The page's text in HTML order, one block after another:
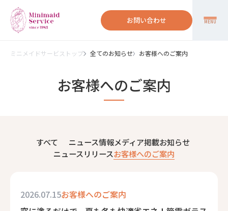
お問い合わせ MENU
ミニメイドサービストップ 全てのお知らせ お客様へのご案内
お客様へのご案内
すべて ニュース情報メディア掲載お知らせ
ニュースリリースお客様へのご案内
2026.07.15お客様へのご案内